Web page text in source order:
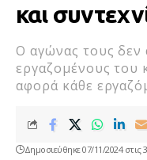
και
Ο αγώνας τους
εργαζομένους του
αφορά κάθε
Δημοσιεύθηκε 07/11/2024 στις